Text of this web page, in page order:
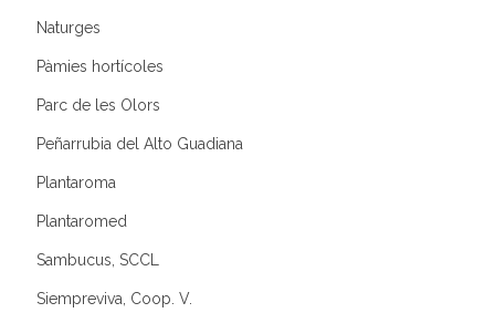
Naturges
Pàmies hortícoles
Parc de les Olors
Peñarrubia del Alto Guadiana
Plantaroma
Plantaromed
Sambucus, SCCL
Siempreviva, Coop. V.